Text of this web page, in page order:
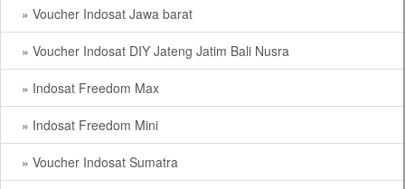
» Voucher Indosat Jawa barat
» Voucher Indosat DIY Jateng Jatim Bali Nusra
» Indosat Freedom Max
» Indosat Freedom Mini
» Voucher Indosat Sumatra